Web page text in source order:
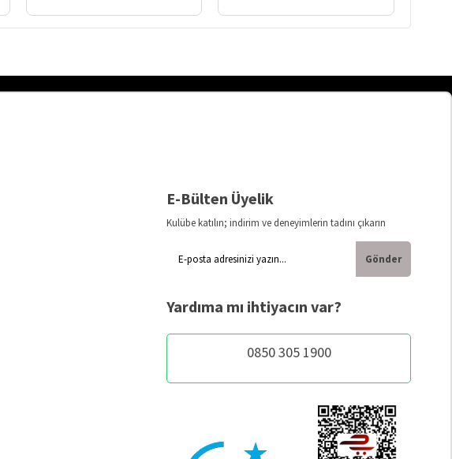
E-Bülten Üyelik
Kulübe katılın; indirim ve deneyimlerin tadını çıkarın
Gönder
Yardıma mı ihtiyacın var?
0850 305 1900